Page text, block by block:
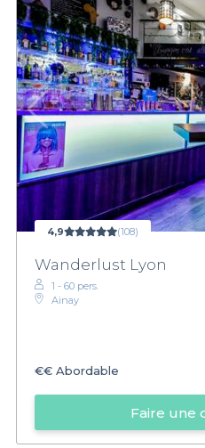
4,9 (108)
Wanderlust Lyon
1 - 60 pers.
Ainay
€€ Abordable
Faire une